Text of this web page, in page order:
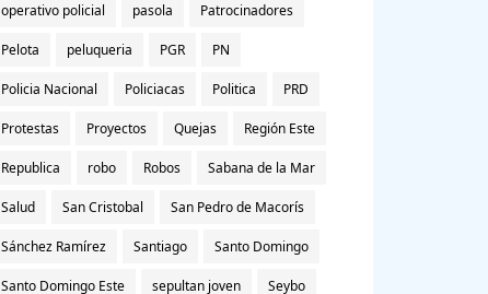
operativo policial pasola Patrocinadores
Pelota peluqueria PGR PN
Policia Nacional Policiacas Politica PRD
Protestas Proyectos Quejas Región Este
Republica robo Robos Sabana de la Mar
Salud San Cristobal San Pedro de Macorís
Sánchez Ramírez Santiago Santo Domingo
Santo Domingo Este sepultan joven Seybo